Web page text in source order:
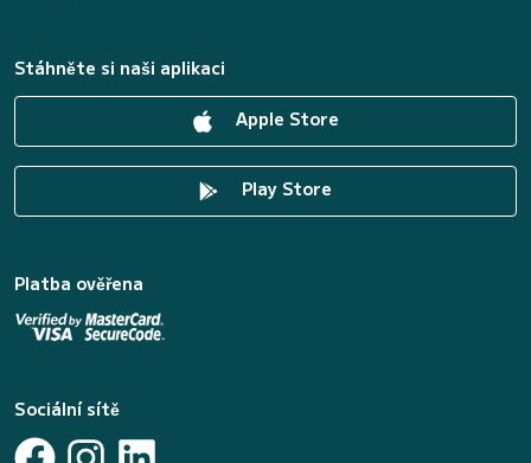
Stáhněte si naši aplikaci
Apple Store
Play Store
Platba ověřena
Sociální sítě